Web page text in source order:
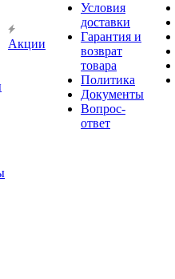
Акции
Условия
доставки
Гарантия и
возврат
товара
Политика
Документы
Вопрос-
ответ